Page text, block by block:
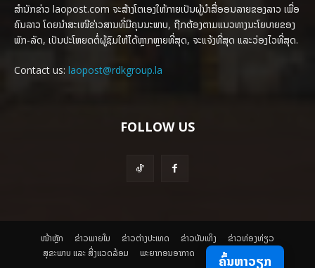
ສຳນັກຂ່າວ laopost.com ຈະສ້າງໂຕເອງໃຫ້ກາຍເປັນຜູ້ນຳສື່ອອນລາຍຂອງລາວ ເພື່ອ
ຄົນລາວ ໂດຍນຳສະເໜີຂ່າວສານທີ່ມີຄຸນນະພາບ, ຖືກຕ້ອງຕາມແນວທາງນະໂຍບາຍຂອງ
ພັກ-ລັດ, ເປັນປະໂຫຍດຕໍ່ຜູ້ຊົມໃຫ້ໄດ້ຫຼາກຫຼາຍທີ່ສຸດ, ຈະແຈ້ງທີ່ສຸດ ແລະວ່ອງໄວທີ່ສຸດ.
Contact us: laopost@rdkgroup.la
FOLLOW US
ໜ້າຫຼັກ ຂ່າວພາຍ​ໃນ ຂ່າວຕ່າງປະເທດ ​ຂ່າວບັນເທິງ
​ຂ່າວທ່ອງທ່ຽວ
ສຸຂະພາບ ແລະ ສີ່ງແວດລ້ອມ
ພະຍາກອນອາກາດ ຄົ້ນຫາວຽກ